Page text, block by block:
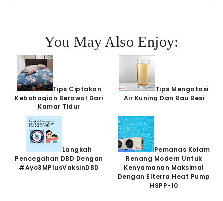
You May Also Enjoy:
Tips Ciptakan
Kebahagian Berawal Dari
Kamar Tidur
Tips Mengatasi
Air Kuning Dan Bau Besi
Langkah
Pencegahan DBD Dengan
#Ayo3MPlusVaksinDBD
Pemanas Kolam
Renang Modern Untuk
Kenyamanan Maksimal
Dengan Elterra Heat Pump
HSPP-10